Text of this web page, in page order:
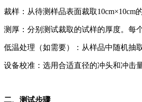
裁样：从待测样品表面裁取10cm×10cm
测厚：分别测试裁取的试样的厚度。每
低温处理（如需要）：从样品中随机抽
设备校准：选用合适直径的冲头和冲击
二、测试步骤